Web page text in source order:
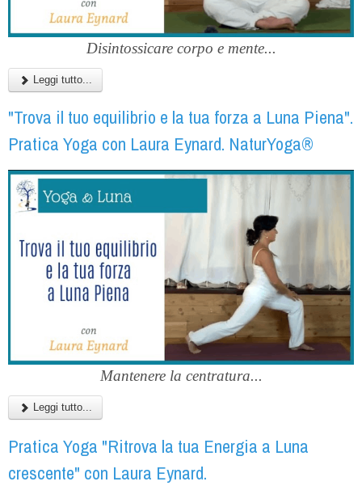
Disintossicare corpo e mente...
Leggi tutto...
"Trova il tuo equilibrio e la tua forza a Luna Piena".
Pratica Yoga con Laura Eynard. NaturYoga®
Mantenere la centratura...
Leggi tutto...
Pratica Yoga "Ritrova la tua Energia a Luna
crescente" con Laura Eynard.